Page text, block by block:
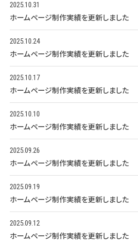
2025.10.31
ホームページ制作実績を更新しました
2025.10.24
ホームページ制作実績を更新しました
2025.10.17
ホームページ制作実績を更新しました
2025.10.10
ホームページ制作実績を更新しました
2025.09.26
ホームページ制作実績を更新しました
2025.09.19
ホームページ制作実績を更新しました
2025.09.12
ホームページ制作実績を更新しました